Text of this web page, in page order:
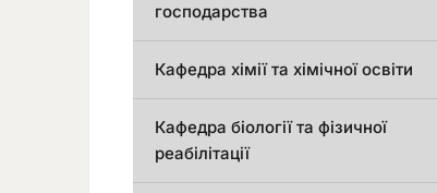
господарства
Кафедра хімії та хімічної освіти
Кафедра біології та фізичної
реабілітації